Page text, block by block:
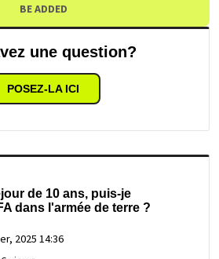
BE ADDED
une question?
POSEZ-LA ICI
de 10 ans, puis-je
dans l'armée de terre ?
2025 14:36